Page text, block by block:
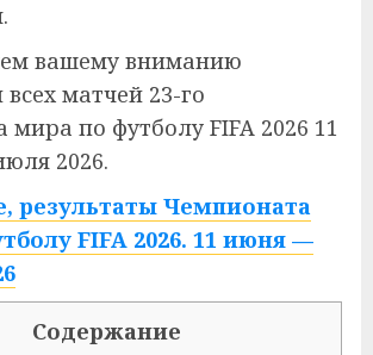
вашему вниманию
матчей 23-го
по футболу FIFA 2026 11
2026.
результаты Чемпионата
FIFA 2026. 11 июня —
Содержание